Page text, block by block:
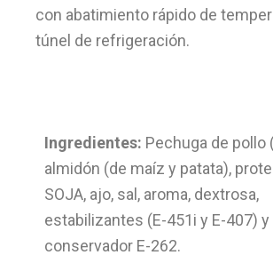
con abatimiento rápido de
túnel de refrigeración.
Ingredientes: Pechuga de pollo
almidón (de maíz y patata),
SOJA, ajo, sal, aroma, dextrosa,
estabilizantes (E-451i y E-407) y
conservador E-262.